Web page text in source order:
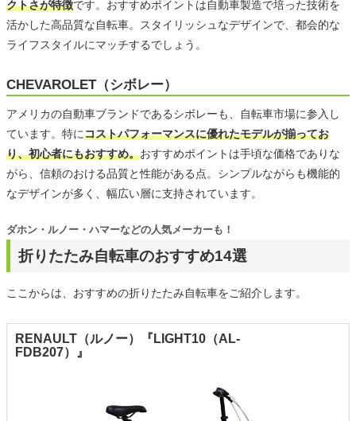
クトさが特徴です。おすすめポイントは自動車製造で培った技術を
活かした高品質な自転車。スタイリッシュなデザインで、都会的な
ライフスタイルにマッチするでしょう。
CHEVAROLET（シボレー）
アメリカの自動車ブランドであるシボレーも、自転車市場に参入し
ています。特にコストパフォーマンスに優れたモデルが揃ってお
り、初心者にもおすすめ。おすすめポイントは手頃な価格でありな
がら、信頼のおける品質と性能がある点。シンプルながらも機能的
なデザインが多く、幅広い層に支持されています。
折りたたみ自転車のおすすめ14選
ダホン・ルノー・ハマーなどの人気メーカーも！
ここからは、おすすめの折りたたみ自転車をご紹介します。
RENAULT（ルノー）『LIGHT10（AL-
FDB207）』